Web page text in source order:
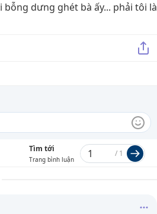
dưng ghét bà ấy... phải tôi là
Tìm tới
Trang bình luận
/ 1